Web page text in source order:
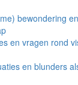
bewondering
en vragen rond
en blunders